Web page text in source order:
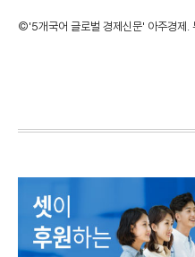
©'5개국어 글로벌 경제신문' 아주경제.